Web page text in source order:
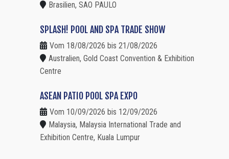
Brasilien, SAO PAULO
SPLASH! POOL AND SPA TRADE SHOW
Vom 18/08/2026 bis 21/08/2026
Australien, Gold Coast Convention & Exhibition
Centre
ASEAN PATIO POOL SPA EXPO
Vom 10/09/2026 bis 12/09/2026
Malaysia, Malaysia International Trade and
Exhibition Centre, Kuala Lumpur